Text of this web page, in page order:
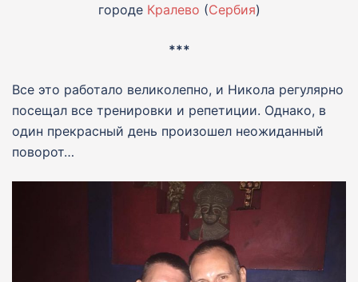
городе Кралево (Сербия)
***
Все это работало великолепно, и Никола регулярно
посещал все тренировки и репетиции. Однако, в
один прекрасный день произошел неожиданный
поворот…